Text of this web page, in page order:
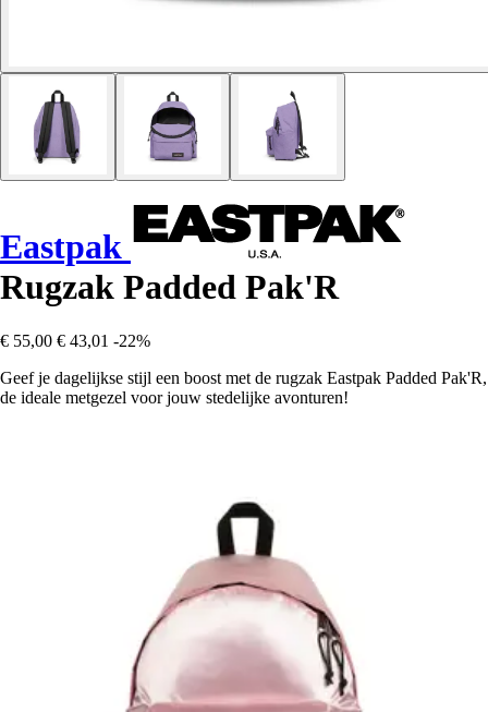
Eastpak
Rugzak Padded Pak'R
€ 55,00 € 43,01 -22%
Geef je dagelijkse stijl een boost met de rugzak Eastpak Padded Pak'R,
de ideale metgezel voor jouw stedelijke avonturen!